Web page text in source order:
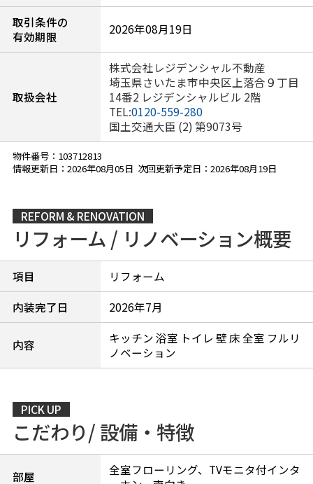
取引条件の
有効期限
2026年08月19日
取扱会社
株式会社レジデンシャル不動産
埼玉県さいたま市中央区上落合９丁目
14番2 レジデンシャルビル 2階
TEL:0120-559-280
国土交通大臣 (2) 第9073号
物件番号：103712813
情報更新日：2026年08月05日 次回更新予定日：2026年08月19日
REFORM & RENOVATION
リフォーム / リノベーション概要
項目
リフォーム
内装完了日
2026年7月
内容
キッチン 浴室 トイレ 壁 床 全室 フルリ
ノベーション
PICK UP
こだわり/ 設備・特徴
部屋
全室フローリング、TVモニタ付インタ